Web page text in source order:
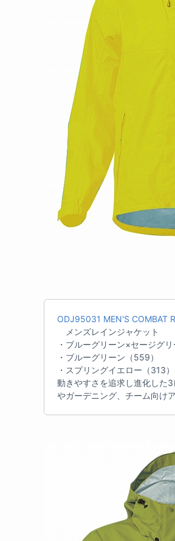
ODJ95031 MEN'S COMBAT
メンズレインジャケット
・ブルーグリーン×セージグ
・ブルーグリーン（559）
・スプリングイエロー（313）
動きやすさを追求し進化した
やガーデニング、チーム向け